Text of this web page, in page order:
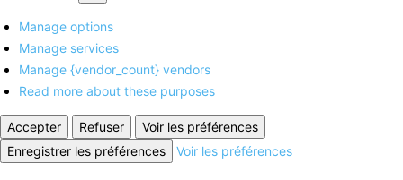
Manage options
Manage services
Manage {vendor_count} vendors
Read more about these purposes
Accepter Refuser
Voir les préférences
Enregistrer les préférences
Voir les préférences